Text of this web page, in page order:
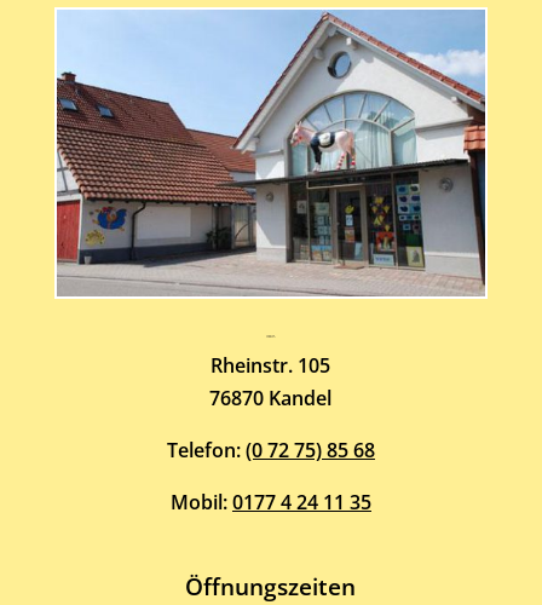
Rheinstr. 105
76870 Kandel
Telefon:(0 72 75) 85 68
Mobil:0177 4 24 11 35
Öffnungszeiten